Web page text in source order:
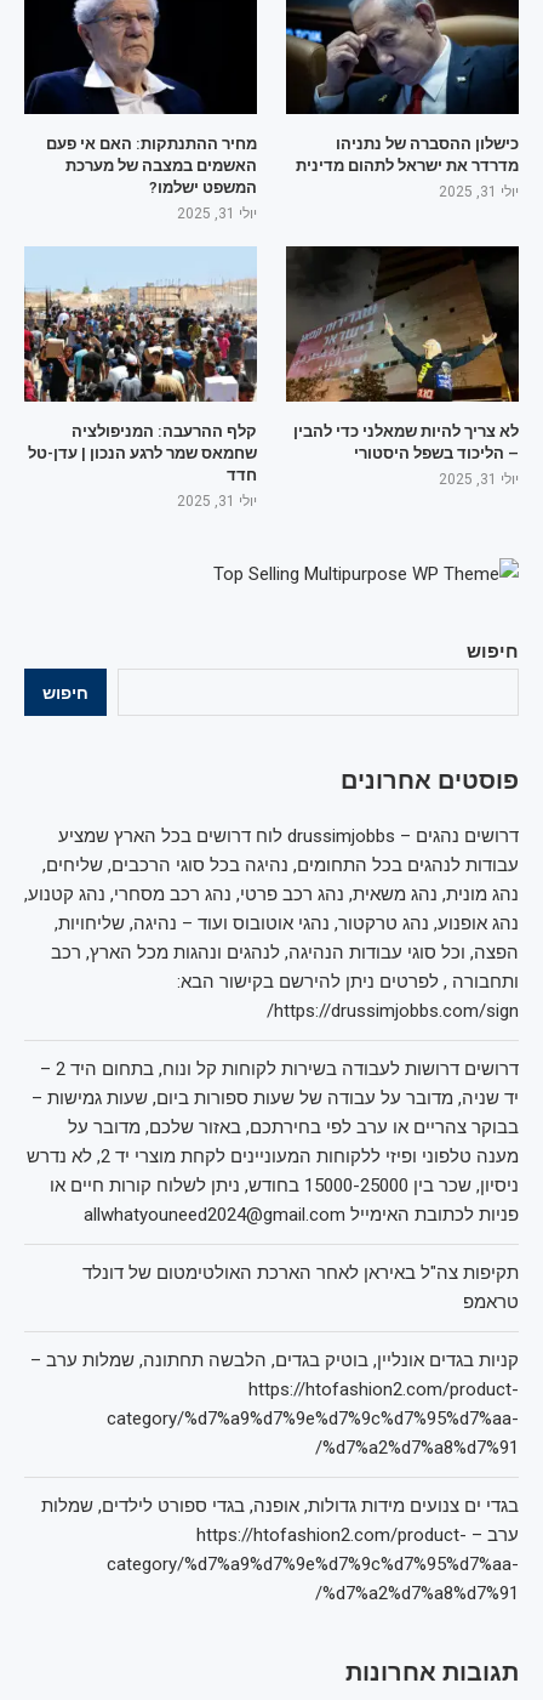
חיפוש
חיפוש
פוסטים אחרונים
דרושים נהגים – drussimjobbs לוח דרושים בכל הארץ שמציע
עבודות לנהגים בכל התחומים, נהיגה בכל סוגי הרכבים, שליחים,
נהג מונית, נהג משאית, נהג רכב פרטי, נהג רכב מסחרי, נהג קטנוע,
נהג אופנוע, נהג טרקטור, נהגי אוטובוס ועוד – נהיגה, שליחויות,
הפצה, וכל סוגי עבודות הנהיגה, לנהגים ונהגות מכל הארץ, רכב
ותחבורה , לפרטים ניתן להירשם בקישור הבא:
https://drussimjobbs.com/sign/
דרושים דרושות לעבודה בשירות לקוחות קל ונוח, בתחום היד 2 –
יד שניה, מדובר על עבודה של שעות ספורות ביום, שעות גמישות –
בבוקר צהריים או ערב לפי בחירתכם, באזור שלכם, מדובר על
מענה טלפוני ופיזי ללקוחות המעוניינים לקחת מוצרי יד 2, לא נדרש
ניסיון, שכר בין 15000-25000 בחודש, ניתן לשלוח קורות חיים או
פניות לכתובת האימייל allwhatyouneed2024@gmail.com
תקיפות צה"ל באיראן לאחר הארכת האולטימטום של דונלד
טראמפ
קניות בגדים אונליין, בוטיק בגדים, הלבשה תחתונה, שמלות ערב –
https://htofashion2.com/product-
category/%d7%a9%d7%9e%d7%9c%d7%95%d7%aa-
%d7%a2%d7%a8%d7%91/
בגדי ים צנועים מידות גדולות, אופנה, בגדי ספורט לילדים, שמלות
ערב – https://htofashion2.com/product-
category/%d7%a9%d7%9e%d7%9c%d7%95%d7%aa-
%d7%a2%d7%a8%d7%91/
תגובות אחרונות
כישלון ההסברה של נתניהו
מדרדר את ישראל לתהום מדינית
יולי 31, 2025
מחיר ההתנתקות: האם אי פעם
האשמים במצבה של מערכת
המשפט ישלמו?
יולי 31, 2025
לא צריך להיות שמאלני כדי להבין
– הליכוד בשפל היסטורי
יולי 31, 2025
קלף ההרעבה: המניפולציה
שחמאס שמר לרגע הנכון | עדן-טל
חדד
יולי 31, 2025